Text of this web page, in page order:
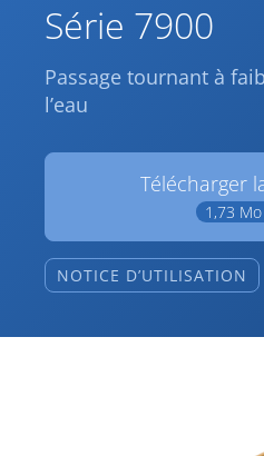
Série 7900
Passage tournant à
l’eau
Télécharger
1,73 Mo
NOTICE D’UTILISATION